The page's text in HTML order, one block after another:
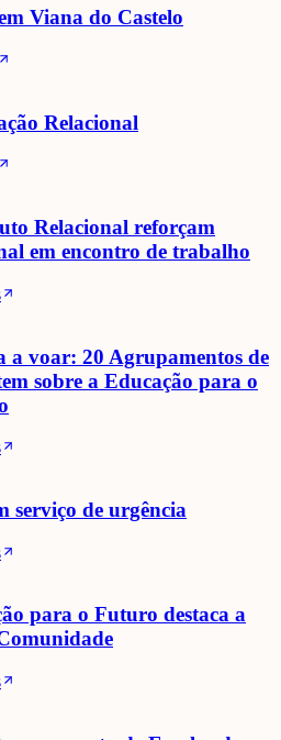
Viana do Castelo
Relacional
Relacional reforçam
em encontro de trabalho
a voar: 20 Agrupamentos de
sobre a Educação para o
serviço de urgência
para o Futuro destaca a